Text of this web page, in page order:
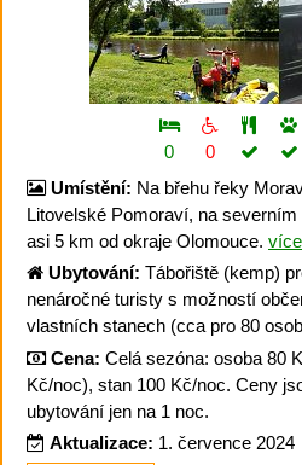
0
0
Umístění: Na břehu řeky
Litovelské Pomoraví, na
asi 5 km od okraje Olomouce.
Ubytování: Tábořiště (kemp)
nenáročné turisty s možností
vlastních stanech (cca pro 80
Cena: Celá sezóna: osoba 80
Kč/noc), stan 100 Kč/noc. Ceny
ubytování jen na 1 noc.
Aktualizace: 1. července 2024